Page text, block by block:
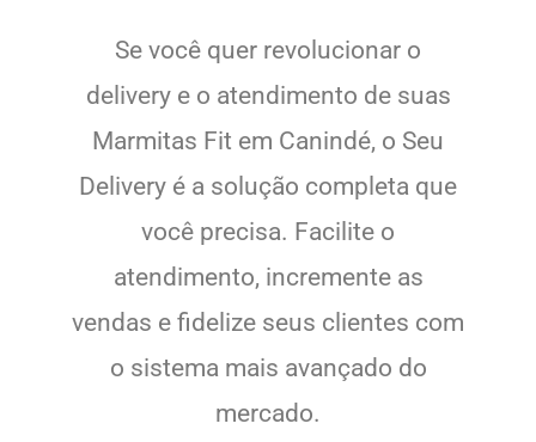
Se você quer revolucionar o
delivery e o atendimento de suas
Marmitas Fit em Canindé, o Seu
Delivery é a solução completa que
você precisa. Facilite o
atendimento, incremente as
vendas e fidelize seus clientes com
o sistema mais avançado do
mercado.